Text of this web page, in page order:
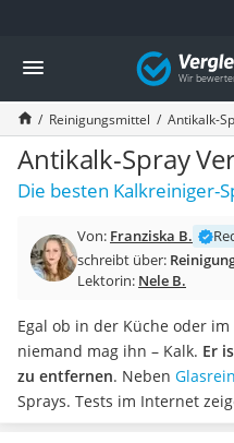
Die beliebtesten Vergleiche
Drogerie
Inhalator
Haarschneider
Rollator
Braun Rasierer
Katzenklappe (Chip)
Masturbator
Massagepistole
Reisehaartrockner
Eiweißpulver
Magnesiumpräparat
Katzenklappe
Nackenmassagegerät
Vergleich
Reinigungsmittel Antikalk-
Antikalk-Spray
Die besten Kalkreiniger-
Von: Franziska B.
schreibt über:
Lektorin: Nele B.
Egal ob in der Küche oder
niemand mag ihn – Kalk. Er
zu entfernen. Neben
Sprays. Tests im Internet
Sprays dabei helfen, Kalk